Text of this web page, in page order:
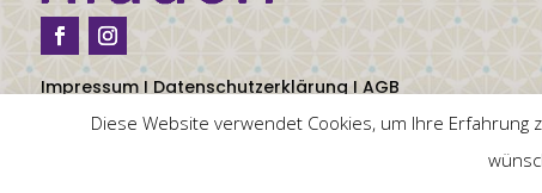
ImpressumI Datenschutzerklärung I AGB
Diese Website verwendet Cookies, um Ihre